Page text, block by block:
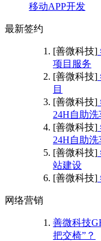
移动APP开发
最新签约
[善微科技]
项目服务
[善微科技]
目
[善微科技]
24H自助
[善微科技]
24H自助
[善微科技]
站建设
[善微科技]
网络营销
善微科技
把交椅”？